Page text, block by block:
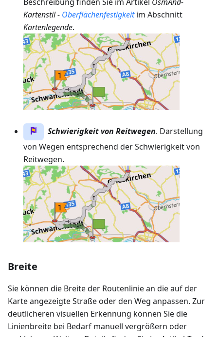
Kartenstil - Oberflächenfestigkeitim Abschnitt
Kartenlegende.
Schwierigkeit von Reitwegen. Darstellung
von Wegen entsprechend der Schwierigkeit von
Reitwegen.
Breite
Sie können die Breite der Routenlinie an die auf der
Karte angezeigte Straße oder den Weg anpassen. Zur
deutlicheren visuellen Erkennung können Sie die
Linienbreite bei Bedarf manuell vergrößern oder